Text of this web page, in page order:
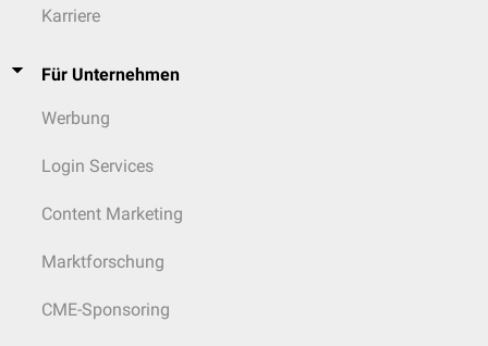
Karriere
Für Unternehmen
Werbung
Login Services
Content Marketing
Marktforschung
CME-Sponsoring